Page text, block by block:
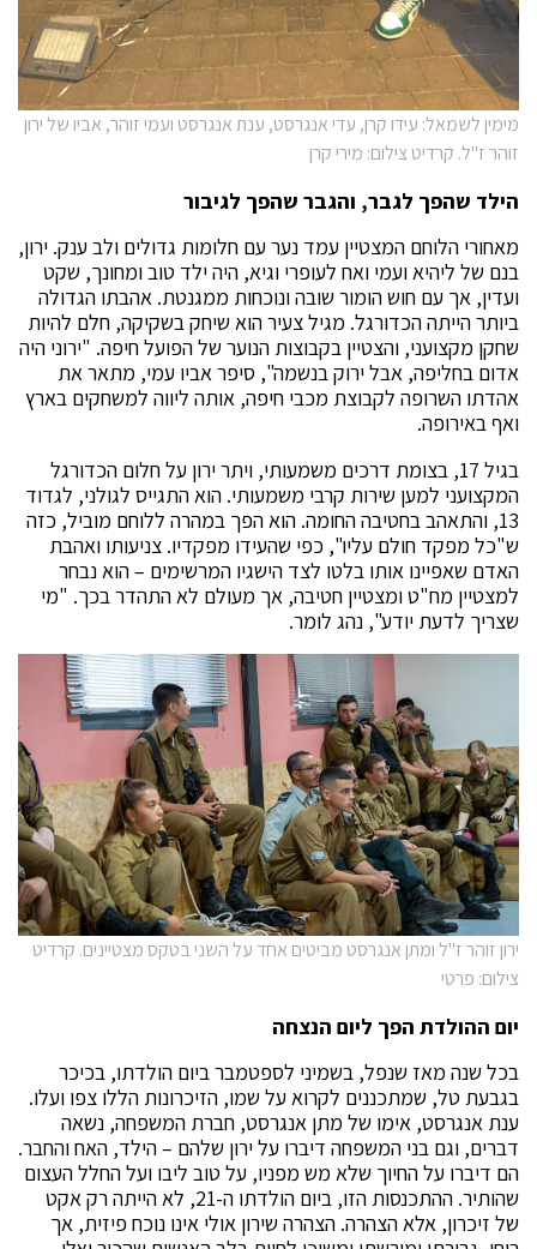
מימין לשמאל: עידו קרן, עדי אנגרסט, ענת אנגרסט ועמי זוהר, אביו של ירון
זוהר ז"ל. קרדיט צילום: מירי קרן
הילד שהפך לגבר, והגבר שהפך לגיבור
מאחורי הלוחם המצטיין עמד נער עם חלומות גדולים ולב ענק. ירון,
בנם של ליהיא ועמי ואח לעופרי וגיא, היה ילד טוב ומחונך, שקט
ועדין, אך עם חוש הומור שובה ונוכחות ממגנטת. אהבתו הגדולה
ביותר הייתה הכדורגל. מגיל צעיר הוא שיחק בשקיקה, חלם להיות
שחקן מקצועני, והצטיין בקבוצות הנוער של הפועל חיפה. "ירוני היה
אדום בחליפה, אבל ירוק בנשמה", סיפר אביו עמי, מתאר את
אהדתו השרופה לקבוצת מכבי חיפה, אותה ליווה למשחקים בארץ
ואף באירופה.
בגיל 17, בצומת דרכים משמעותי, ויתר ירון על חלום הכדורגל
המקצועני למען שירות קרבי משמעותי. הוא התגייס לגולני, לגדוד
13, והתאהב בחטיבה החומה. הוא הפך במהרה ללוחם מוביל, כזה
ש"כל מפקד חולם עליו", כפי שהעידו מפקדיו. צניעותו ואהבת
האדם שאפיינו אותו בלטו לצד הישגיו המרשימים – הוא נבחר
למצטיין מח"ט ומצטיין חטיבה, אך מעולם לא התהדר בכך. "מי
שצריך לדעת יודע", נהג לומר.
ירון זוהר ז"ל ומתן אנגרסט מביטים אחד על השני בטקס מצטיינים. קרדיט
צילום: פרטי
יום ההולדת הפך ליום הנצחה
בכל שנה מאז שנפל, בשמיני לספטמבר ביום הולדתו, בכיכר
בגבעת טל, שמתכננים לקרוא על שמו, הזיכרונות הללו צפו ועלו.
ענת אנגרסט, אימו של מתן אנגרסט, חברת המשפחה, נשאה
דברים, וגם בני המשפחה דיברו על ירון שלהם – הילד, האח והחבר.
הם דיברו על החיוך שלא מש מפניו, על טוב ליבו ועל החלל העצום
שהותיר. ההתכנסות הזו, ביום הולדתו ה-21, לא הייתה רק אקט
של זיכרון, אלא הצהרה. הצהרה שירון אולי אינו נוכח פיזית, אך